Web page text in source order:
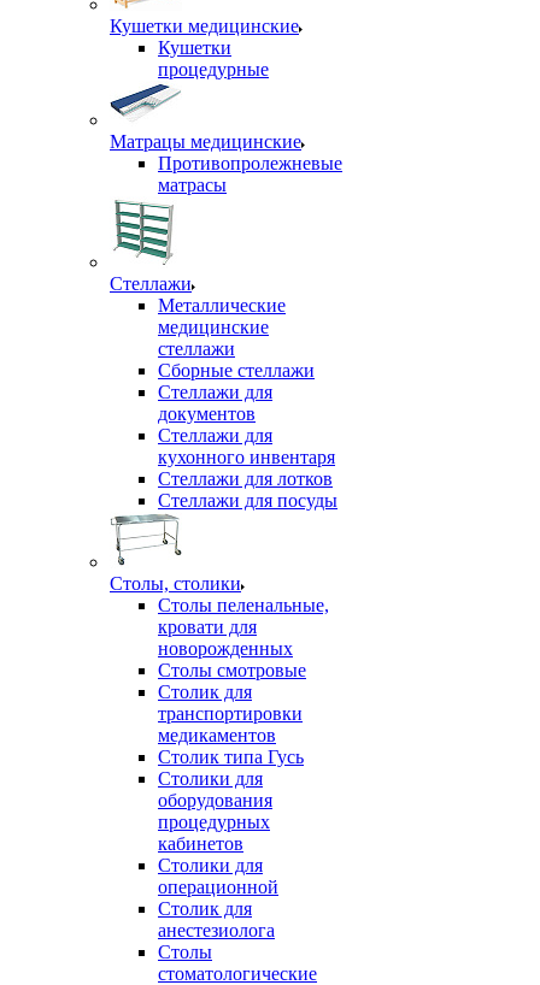
Кушетки медицинские
Кушетки
процедурные
Матрацы медицинские
Противопролежневые
матрасы
Стеллажи
Металлические
медицинские
стеллажи
Сборные стеллажи
Стеллажи для
документов
Стеллажи для
кухонного инвентаря
Стеллажи для лотков
Стеллажи для посуды
Столы, столики
Столы пеленальные,
кровати для
новорожденных
Столы смотровые
Столик для
транспортировки
медикаментов
Столик типа Гусь
Столики для
оборудования
процедурных
кабинетов
Столики для
операционной
Столик для
анестезиолога
Столы
стоматологические